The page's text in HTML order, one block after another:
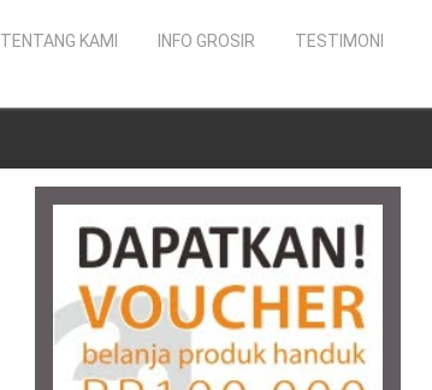
TESTIMONI
INFO GROSIR
TENTANG KAMI